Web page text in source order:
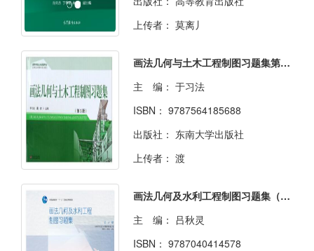
上传者： 莫离丿
画法几何与土木工程制图习题集第三版
主 编： 于习法
ISBN： 9787564185688
出版社： 东南大学出版社
上传者： 渡
画法几何及水利工程制图习题集（第6版）
主 编： 吕秋灵
ISBN： 9787040414578